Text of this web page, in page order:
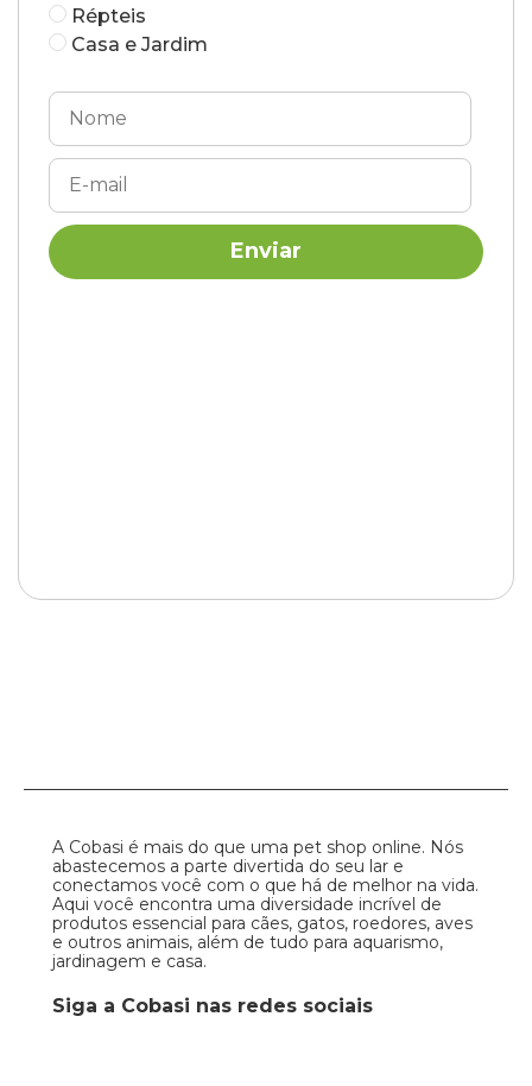
Répteis
Casa e Jardim
A Cobasi é mais do que uma pet shop online. Nós
abastecemos a parte divertida do seu lar e
conectamos você com o que há de melhor na vida.
Aqui você encontra uma diversidade incrível de
produtos essencial para cães, gatos, roedores, aves
e outros animais, além de tudo para aquarismo,
jardinagem e casa.
Siga a Cobasi nas redes sociais